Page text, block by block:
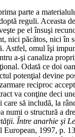
parte a
reguli. Aceasta
pe el însuşi
nici păcătos, nici în
Astfel, omul îşi
a-şi canaliza
Odată ce doi
potenţial devine
reciproc
va conţine deci
care să includă, la
numi o structură a
Între anarhie şi
1997, p.